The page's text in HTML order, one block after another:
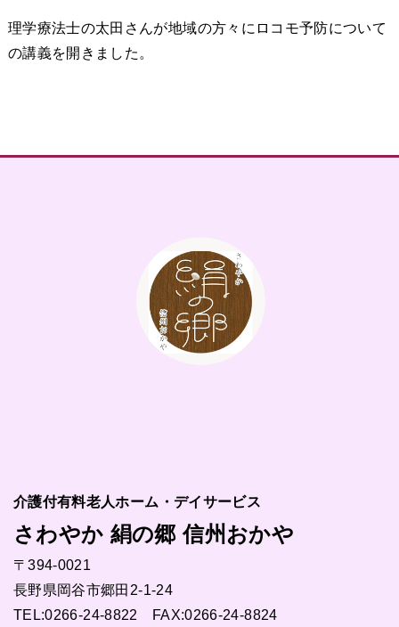
理学療法士の太田さんが地域の方々にロコモ予防について
の講義を開きました。
介護付有料老人ホーム・デイサービス
さわやか 絹の郷 信州おかや
〒394-0021
長野県岡谷市郷田2-1-24
TEL:0266-24-8822 FAX:0266-24-8824